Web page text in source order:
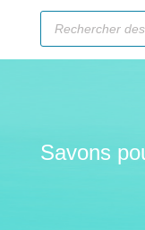
de
produits
Recherche
produits
Savons